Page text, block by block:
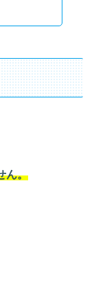
ん。